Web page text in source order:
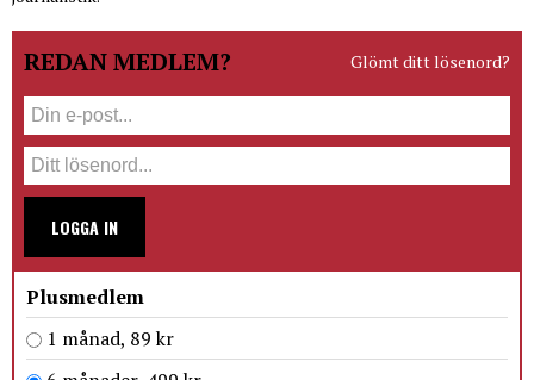
REDAN MEDLEM? Glömt ditt lösenord?
LOGGA IN
Plusmedlem
1 månad, 89 kr